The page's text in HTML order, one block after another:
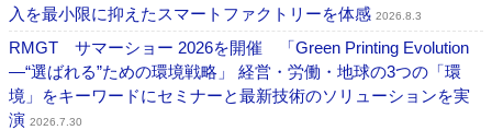
入を最小限に抑えたスマートファクトリーを体感 2026.8.3
RMGT サマーショー 2026を開催 「Green Printing Evolution
―“選ばれる”ための環境戦略」 経営・労働・地球の3つの「環
境」をキーワードにセミナーと最新技術のソリューションを実
演 2026.7.30